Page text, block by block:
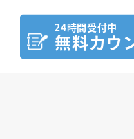
24時間受付中
無料カウ